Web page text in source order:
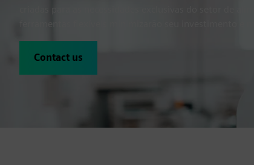
criadas para as necessidades exclusivas do setor de
ferramentas flexíveis minimizarão seu investimento e
Contact us